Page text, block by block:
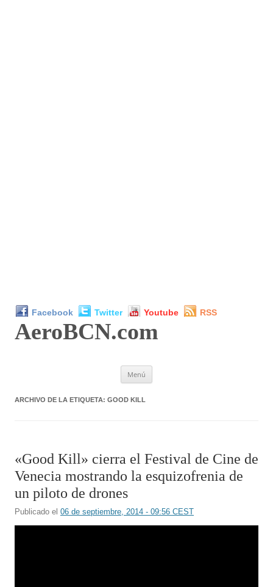
Facebook Twitter Youtube RSS
AeroBCN.com
Menú
ARCHIVO DE LA ETIQUETA: GOOD KILL
«Good Kill» cierra el Festival de Cine de
Venecia mostrando la esquizofrenia de
un piloto de drones
Publicado el 06 de septiembre, 2014 - 09:56 CEST